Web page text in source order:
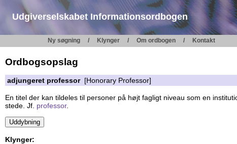
Udgiverselskabet Informationsordbogen
Ny søgning Klynger Om ordbogen Kontakt
Ordbogsopslag
adjungeret professor[Honorary Professor]
En titel der kan tildeles til personer på højt fagligt niveau som en
stede. Jf. professor.
Klynger: